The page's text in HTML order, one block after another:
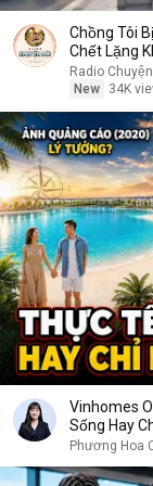
Chồng Tôi
Chết Lặng
Radio
New
34K
Vinhomes
Sống Hay
Phương Hoa